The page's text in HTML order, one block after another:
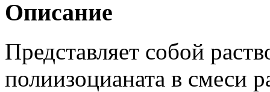
Описание
Представляет собой
полиизоцианата в смеси